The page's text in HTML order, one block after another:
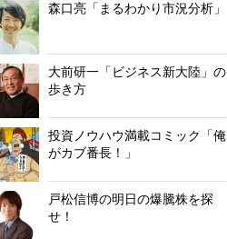
森口亮「まるわかり市況分析」
大前研一「ビジネス新大陸」の
歩き方
投資ノウハウ満載コミック「俺
がカブ番長！」
戸松信博の明日の爆騰株を探
せ！